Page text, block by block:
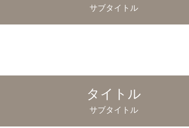
サブタイトル
タイトル
サブタイトル